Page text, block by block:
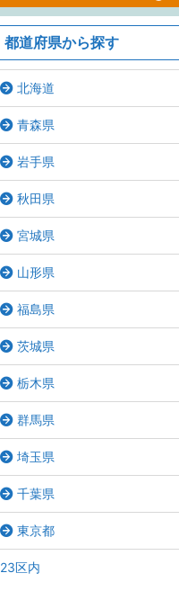
都道府県から探す
北海道
青森県
岩手県
秋田県
宮城県
山形県
福島県
茨城県
栃木県
群馬県
埼玉県
千葉県
東京都
23区内